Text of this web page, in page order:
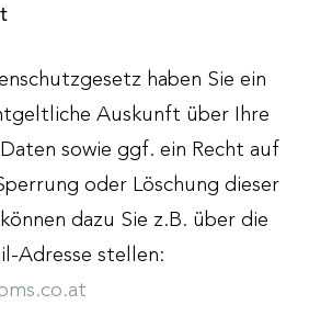
haben Sie ein
Auskunft über Ihre
sowie ggf. ein Recht auf
oder Löschung dieser
dazu Sie z.B. über die
Adresse stellen: